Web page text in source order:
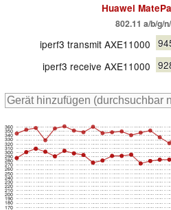
Huawei
802.11 a/b/g/
iperf3 transmit AXE11000
iperf3 receive AXE11000
170
180
190
200
210
220
230
240
250
260
270
280
290
300
310
320
330
340
350
360